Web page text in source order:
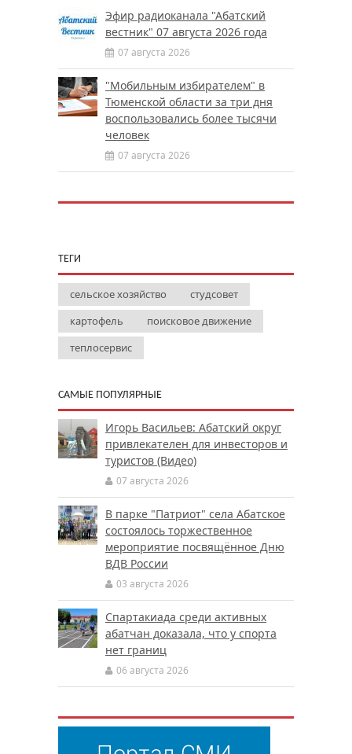
Эфир радиоканала "Абатский
вестник" 07 августа 2026 года
07 августа 2026
"Мобильным избирателем" в
Тюменской области за три дня
воспользовались более тысячи
человек
07 августа 2026
ТЕГИ
сельское хозяйство
студсовет
картофель
поисковое движение
теплосервис
САМЫЕ ПОПУЛЯРНЫЕ
Игорь Васильев: Абатский округ
привлекателен для инвесторов и
туристов (Видео)
07 августа 2026
В парке "Патриот" села Абатское
состоялось торжественное
мероприятие посвящённое Дню
ВДВ России
03 августа 2026
Спартакиада среди активных
абатчан доказала, что у спорта
нет границ
06 августа 2026